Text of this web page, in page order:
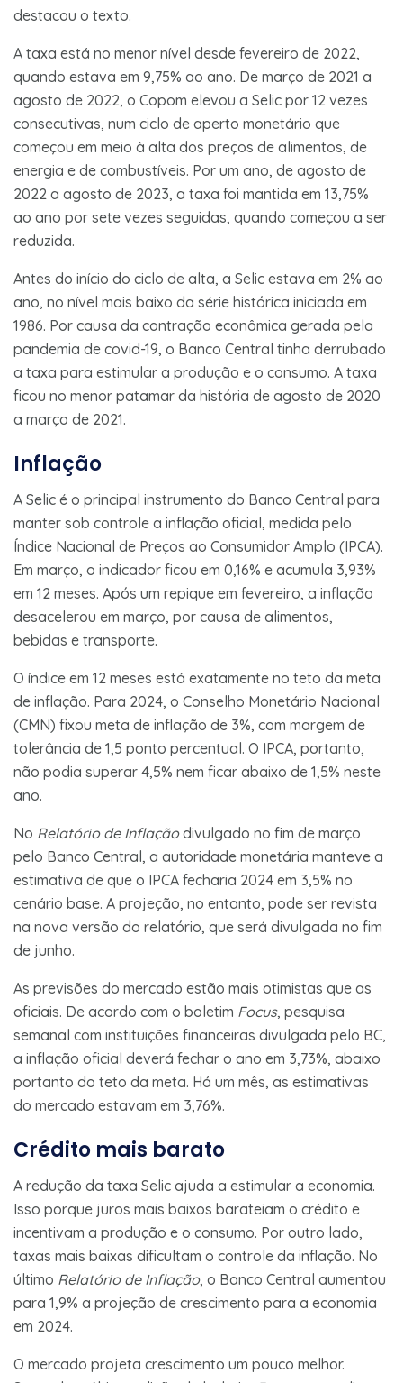
destacou o texto.
A taxa está no menor nível desde fevereiro de 2022,
quando estava em 9,75% ao ano. De março de 2021 a
agosto de 2022, o Copom elevou a Selic por 12 vezes
consecutivas, num ciclo de aperto monetário que
começou em meio à alta dos preços de alimentos, de
energia e de combustíveis. Por um ano, de agosto de
2022 a agosto de 2023, a taxa foi mantida em 13,75%
ao ano por sete vezes seguidas, quando começou a ser
reduzida.
Antes do início do ciclo de alta, a Selic estava em 2% ao
ano, no nível mais baixo da série histórica iniciada em
1986. Por causa da contração econômica gerada pela
pandemia de covid-19, o Banco Central tinha derrubado
a taxa para estimular a produção e o consumo. A taxa
ficou no menor patamar da história de agosto de 2020
a março de 2021.
Inflação
A Selic é o principal instrumento do Banco Central para
manter sob controle a inflação oficial, medida pelo
Índice Nacional de Preços ao Consumidor Amplo (IPCA).
Em março, o indicador ficou em 0,16% e acumula 3,93%
em 12 meses. Após um repique em fevereiro, a inflação
desacelerou em março, por causa de alimentos,
bebidas e transporte.
O índice em 12 meses está exatamente no teto da meta
de inflação. Para 2024, o Conselho Monetário Nacional
(CMN) fixou meta de inflação de 3%, com margem de
tolerância de 1,5 ponto percentual. O IPCA, portanto,
não podia superar 4,5% nem ficar abaixo de 1,5% neste
ano.
No Relatório de Inflaçãodivulgado no fim de março
pelo Banco Central, a autoridade monetária manteve a
estimativa de que o IPCA fecharia 2024 em 3,5% no
cenário base. A projeção, no entanto, pode ser revista
na nova versão do relatório, que será divulgada no fim
de junho.
As previsões do mercado estão mais otimistas que as
oficiais. De acordo com o boletim Focus, pesquisa
semanal com instituições financeiras divulgada pelo BC,
a inflação oficial deverá fechar o ano em 3,73%, abaixo
portanto do teto da meta. Há um mês, as estimativas
do mercado estavam em 3,76%.
Crédito mais barato
A redução da taxa Selic ajuda a estimular a economia.
Isso porque juros mais baixos barateiam o crédito e
incentivam a produção e o consumo. Por outro lado,
taxas mais baixas dificultam o controle da inflação. No
último Relatório de Inflação, o Banco Central aumentou
para 1,9% a projeção de crescimento para a economia
em 2024.
O mercado projeta crescimento um pouco melhor.